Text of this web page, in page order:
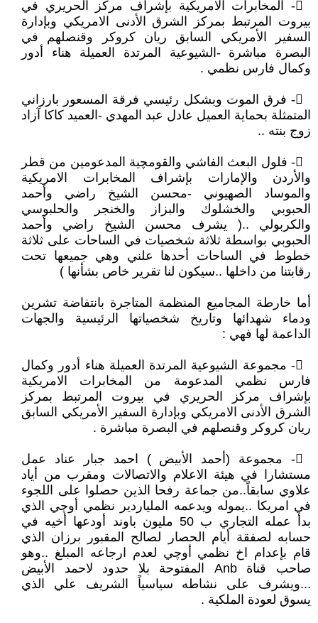
𔆖- المخابرات الامريكية بإشراف مركز الحريري في
بيروت المرتبط بمركز الشرق الأدنى الامريكي وبإدارة
السفير الأمريكي السابق ريان كروكر وقنصلهم في
البصرة مباشرة -الشيوعية المرتدة العميلة هناء أدور
وكمال فارس نظمي .
𔆗- فرق الموت وبشكل رئيسي فرقة المسعور بارزاني
المتمثلة بحماية العميل عادل عبد المهدي -العميد كاكا آزاد
زوج بنته ..
𔆘- فلول البعث الفاشي والقومچية المدعومين من قطر
والأردن والإمارات بإشراف المخابرات الامريكية
والموساد الصهيوني -محسن الشيخ راضي وأحمد
الحبوبي والخشلوك والبزاز والخنجر والحلبوسي
والكربولي .. ( يشرف محسن الشيخ راضي وأحمد
الحبوبي بواسطة ثلاثة شخصيات في الساحات على ثلاثة
خطوط في الساحات أحدها علني وهي جميعها تحت
رقابتنا من داخلها ..سيكون لنا تقرير خاص بشأنها )
أما خارطة المجاميع المنظمة المتاجرة بانتفاضة تشرين
ودماء شهدائها وتاريخ شخصياتها الرئيسية والجهات
الداعمة لها فهي :
𔆑- مجموعة الشيوعية المرتدة العميلة هناء أدور وكمال
فارس نظمي المدعومة من المخابرات الامريكية
بإشراف مركز الحريري في بيروت المرتبط بمركز
الشرق الأدنى الامريكي وبإدارة السفير الأمريكي السابق
ريان كروكر وقنصلهم في البصرة مباشرة .
𔆒- مجموعة (أحمد الأبيض ) احمد جبار عناد عمل
مستشارا في هيئة الاعلام والاتصالات ومقرب من أياد
علاوي سابقاً..من جماعة رفحا الذين حصلوا على اللجوء
في امريكا .. يموله ويدعمه الملياردير نظمي أوچي الذي
بدأ عمله التجاري ب 50 مليون باوند أودعها أخيه في
حسابه لصفقة أيام الحصار لصالح المقبور برزان الذي
قام بإعدام اخ نظمي أوچي لعدم ارجاعه المبلغ ..وهو
صاحب قناة Anb المفتوحة بلا حدود لاحمد الأبيض
...ويشرف على نشاطه سياسياً الشريف علي الذي
يسوق لعودة الملكية .